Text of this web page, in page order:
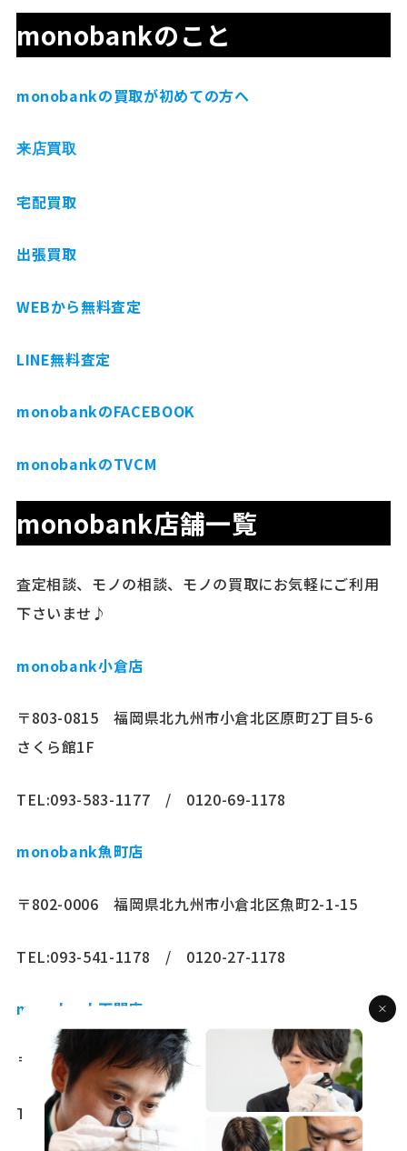
monobankのこと
monobankの買取が初めての方へ
来店買取
宅配買取
出張買取
WEBから無料査定
LINE無料査定
monobankのFACEBOOK
monobankのTVCM
monobank店舗一覧
査定相談、モノの相談、モノの買取にお気軽にご利用
下さいませ♪
monobank小倉店
〒803-0815 福岡県北九州市小倉北区原町2丁目5-6
さくら館1F
TEL:093-583-1177 / 0120-69-1178
monobank魚町店
〒802-0006 福岡県北九州市小倉北区魚町2-1-15
TEL:093-541-1178 / 0120-27-1178
monobank下関店
〒750-0004 山口県下関市中之町11-7
TEL:083-234-1234 / 0120-74-1178